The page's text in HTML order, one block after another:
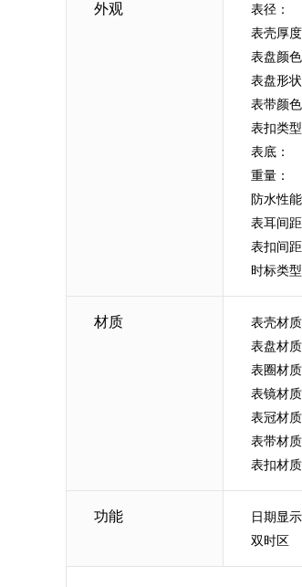
外观 表径：
表壳厚度
表盘颜色
表盘形状
表带颜色
表扣类型
表底：
重量：
防水性能
表耳间距
表扣间距
时标类型
材质 表壳材质
表盘材质
表圈材质
表镜材质
表冠材质
表带材质
表扣材质
功能
日期显示
双时区